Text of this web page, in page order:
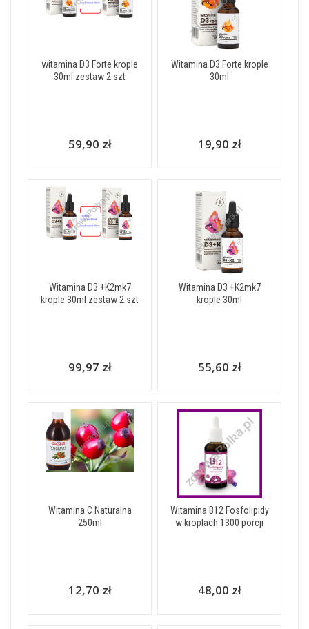
witamina D3 Forte krople
30ml zestaw 2 szt
59,90 zł
Witamina D3 Forte krople
30ml
19,90 zł
Witamina D3 +K2mk7
krople 30ml zestaw 2 szt
99,97 zł
Witamina D3 +K2mk7
krople 30ml
55,60 zł
Witamina C Naturalna
250ml
12,70 zł
Witamina B12 Fosfolipidy
w kroplach 1300 porcji
48,00 zł